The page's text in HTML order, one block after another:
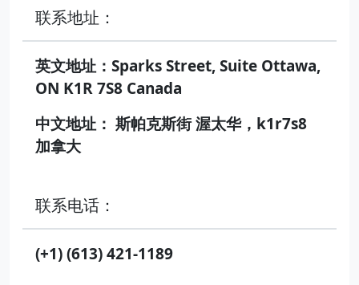
联系地址：
英文地址：Sparks Street, Suite Ottawa,
ON K1R 7S8 Canada
中文地址： 斯帕克斯街 渥太华，k1r7s8
加拿大
联系电话：
(+1) (613) 421-1189